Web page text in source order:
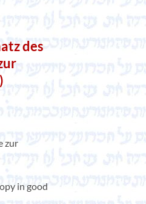
des
zur
in good